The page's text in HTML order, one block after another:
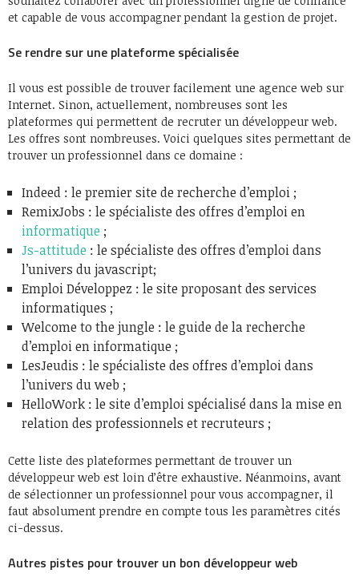
et capable de vous accompagner pendant la gestion de projet.
Se rendre sur une plateforme spécialisée
Il vous est possible de trouver facilement une agence web sur
Internet. Sinon, actuellement, nombreuses sont les
plateformes qui permettent de recruter un développeur web.
Les offres sont nombreuses. Voici quelques sites permettant de
trouver un professionnel dans ce domaine :
Indeed : le premier site de recherche d’emploi ;
RemixJobs : le spécialiste des offres d’emploi en
informatique ;
Js-attitude : le spécialiste des offres d’emploi dans
l’univers du javascript;
Emploi Développez : le site proposant des services
informatiques ;
Welcome to the jungle : le guide de la recherche
d’emploi en informatique ;
LesJeudis : le spécialiste des offres d’emploi dans
l’univers du web ;
HelloWork : le site d’emploi spécialisé dans la mise en
relation des professionnels et recruteurs ;
Cette liste des plateformes permettant de trouver un
développeur web est loin d’être exhaustive. Néanmoins, avant
de sélectionner un professionnel pour vous accompagner, il
faut absolument prendre en compte tous les paramètres cités
ci-dessus.
Autres pistes pour trouver un bon développeur web